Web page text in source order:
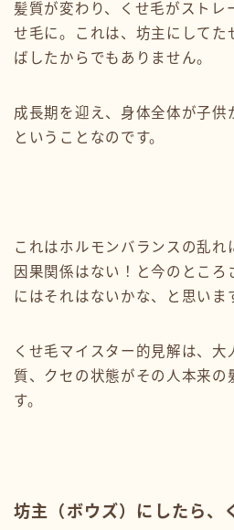
髪質が変わり、くせ毛がストレ
せ毛に。これは、坊主にしてた
ばしたからでもありません。
成長期を迎え、身体全体が子供
ということなのです。
これはホルモンバランスの乱れ
因果関係はない！と今のとこ
にはそれはないかな、と思いま
くせ毛マイスター的見解は、
質、クセの状態がその人本来の
す。
坊主（ボウズ）にしたら、